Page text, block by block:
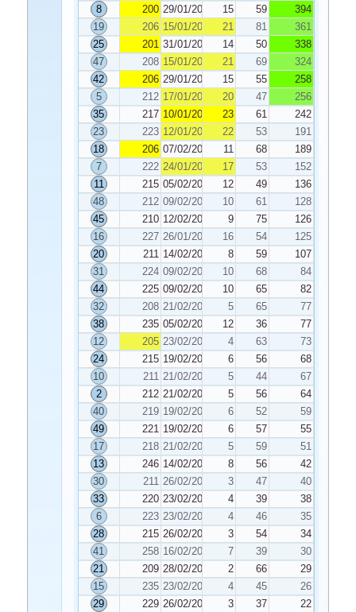
8
200 29/01/2022 15 59
394
19
206 15/01/2022 21 81
361
25
201 31/01/2022 14 50
338
47
208 15/01/2022 21 69
324
42
206 29/01/2022 15 55
258
5
212 17/01/2022 20 47
256
35
217 10/01/2022 23 61
242
23
223 12/01/2022 22 53
191
18
206 07/02/2022 11 68
189
7
222 24/01/2022 17 53
152
11
215 05/02/2022 12 49
136
48
212 09/02/2022 10 61
128
45
210 12/02/2022 9 75
126
16
227 26/01/2022 16 54
125
20
211 14/02/2022 8 59
107
31
224 09/02/2022 10 68
84
44
225 09/02/2022 10 65
82
32
208 21/02/2022 5 65
77
38
235 05/02/2022 12 36
77
12
205 23/02/2022 4 63
73
24
215 19/02/2022 6 56
68
10
211 21/02/2022 5 44
67
2
212 21/02/2022 5 56
64
40
219 19/02/2022 6 52
59
49
221 19/02/2022 6 57
55
17
218 21/02/2022 5 59
51
13
246 14/02/2022 8 56
42
30
211 26/02/2022 3 47
40
33
220 23/02/2022 4 39
38
6
223 23/02/2022 4 46
35
28
215 26/02/2022 3 54
34
41
258 16/02/2022 7 39
30
21
209 28/02/2022 2 66
29
15
235 23/02/2022 4 45
26
29
229 26/02/2022 3 37
22